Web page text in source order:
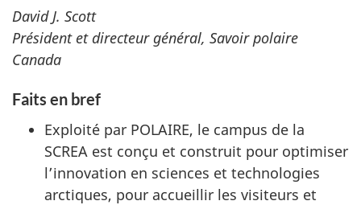
David J. Scott
Président et directeur général, Savoir polaire
Canada
Faits en bref
Exploité par POLAIRE, le campus de la
SCREA est conçu et construit pour optimiser
l’innovation en sciences et technologies
arctiques, pour accueillir les visiteurs et